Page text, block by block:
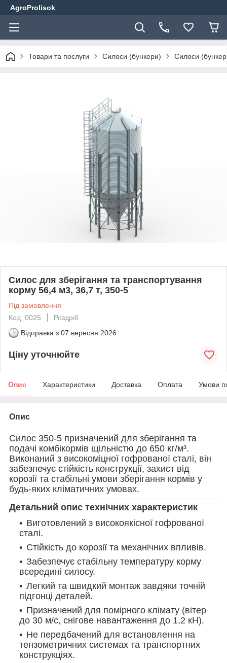
AgroProlisok
Товари та послуги Силоси (бункери) Силоси
Силос для зберігання та транспортування
корму 56,4 м3, 36,7 т, 350-5
Під замовлення
Код: 0025
Роздріб
Відправка з 07 вересня 2026
Ціну уточнюйте
Опис Характеристики Доставка Оплата Умови
Опис
Силос 350-5 призначений для зберігання та
подачі комбікормів щільністю до 650 кг/м³.
Виконаний з високоміцної гофрованої сталі, він
забезпечує стійкість конструкції, захист від
корозії та стабільні умови зберігання кормів у
будь-яких кліматичних умовах.
Детальний опис технічних характеристик
Виготовлений з високоякісної гофрованої
сталі.
Стійкість до корозії та механічних впливів.
Забезпечує стабільну температуру корму
всередині силосу.
Легкий та швидкий монтаж завдяки точній
підгонці деталей.
Призначений для помірного клімату (вітер
до 30 м/с, снігове навантаження до 1,2 кН).
Не передбачений для встановлення на
тензометричних системах та транспортних
конструкціях.